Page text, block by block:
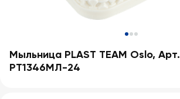
Мыльница PLAST TEAM Oslo, Арт.
PT1346МЛ-24